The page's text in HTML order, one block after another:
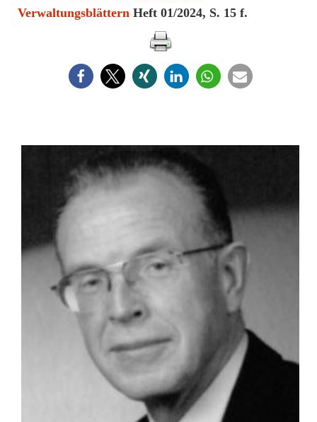
Verwaltungsblättern Heft 01/2024, S. 15 f.
ZUM PROFIL